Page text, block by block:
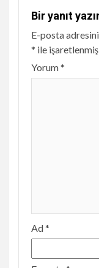
Bir yanıt
E-posta
* ile
Yorum*
Ad*